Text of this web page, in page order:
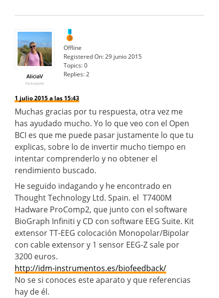
AliciaV
Participante
Offline
Registered On:29 junio 2015
Topics:0
Replies:2
1 julio 2015 a las 15:43
Muchas gracias por tu respuesta, otra vez me
has ayudado mucho. Yo lo que veo con el Open
BCI es que me puede pasar justamente lo que tu
explicas, sobre lo de invertir mucho tiempo en
intentar comprenderlo y no obtener el
rendimiento buscado.
He seguido indagando y he encontrado en
Thought Technology Ltd. Spain. el T7400M
Hadware ProComp2, que junto con el software
BioGraph Infiniti y CD con software EEG Suite. Kit
extensor TT-EEG colocación Monopolar/Bipolar
con cable extensor y 1 sensor EEG-Z sale por
3200 euros.
http://idm-instrumentos.es/biofeedback/
No se si conoces este aparato y que referencias
hay de él.